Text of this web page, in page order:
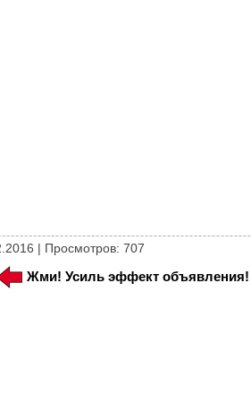
| Просмотров: 707
Жми! Усиль эффект объявления!